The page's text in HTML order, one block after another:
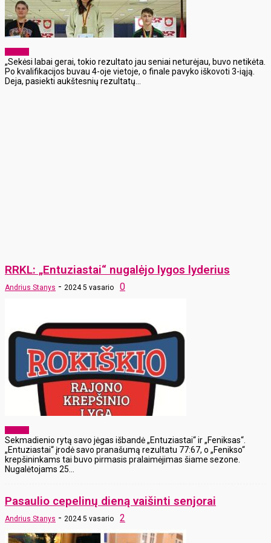
„Sekėsi labai gerai, tokio rezultato jau seniai neturėjau, buvo netikėta.
Po kvalifikacijos buvau 4-oje vietoje, o finale pavyko iškovoti 3-iąją.
Deja, pasiekti aukštesnių rezultatų...
RRKL: „Entuziastai“ nugalėjo lygos lyderius
Andrius Stanys - 2024 5 vasario 0
Sekmadienio rytą savo jėgas išbandė „Entuziastai“ ir „Feniksas“.
„Entuziastai“ įrodė savo pranašumą rezultatu 77:67, o „Fenikso“
krepšininkams tai buvo pirmasis pralaimėjimas šiame sezone.
Nugalėtojams 25...
Pasaulio cepelinų dieną vaišinti senjorai
Andrius Stanys - 2024 5 vasario 2